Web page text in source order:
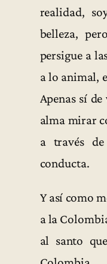
realidad,
belleza,
persigue a
a lo animal,
Apenas sí
alma mirar
a través
conducta.
Y así como
a la
al santo